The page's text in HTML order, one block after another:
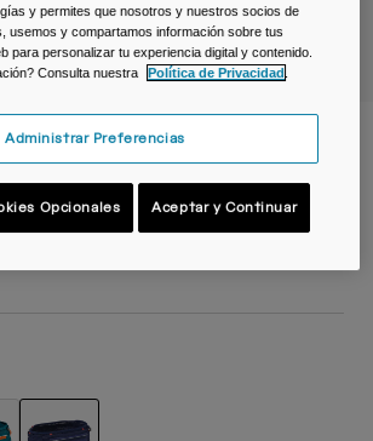
2,5 L con termo Quick
y permites que nosotros y nuestros socios de
usemos y compartamos información sobre tus
para personalizar tu experiencia digital y contenido.
Consulta nuestra
Política de Privacidad
Administrar Preferencias
Opcionales Aceptar y Continuar